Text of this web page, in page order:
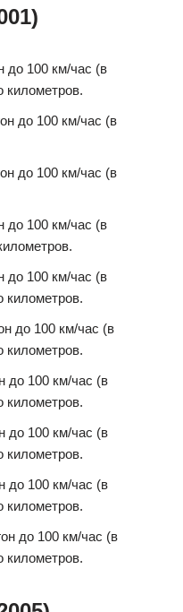
до 100 км/час (в
километров.
до 100 км/час (в
до 100 км/час (в
до 100 км/час (в
до 100 км/час (в
километров.
до 100 км/час (в
километров.
до 100 км/час (в
километров.
до 100 км/час (в
километров.
до 100 км/час (в
километров.
до 100 км/час (в
километров.